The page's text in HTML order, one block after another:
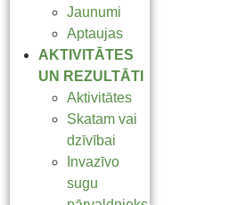
Jaunumi
Aptaujas
AKTIVITĀTES
UN REZULTĀTI
Aktivitātes
Skatam vai
dzīvībai
Invazīvo
sugu